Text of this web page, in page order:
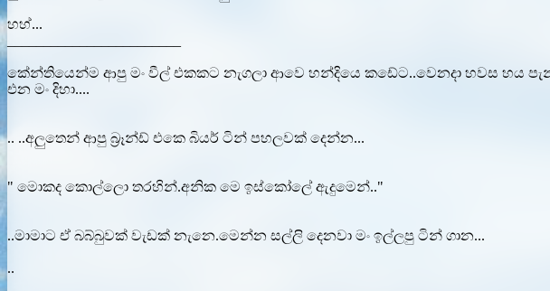
හහ්...
කේන්තියෙන්ම ආපු මං වීල් එකකට නැගලා ආවෙ හන්දියෙ කඩේට..වෙනදා හවස හය
එන මං දිහා....
.. ..අලුතෙන් ආපු බ්‍රෑන්ඩ් එකෙ බියර් ටින් පහලවක් දෙන්න...
" මොකද කොල්ලො තරහින්.අනික මෙ ඉස්කෝලේ ඇදුමෙන්.."
..මාමාට ඒ බබ්බුවක් වැඩක් නැනෙ.මෙන්න සල්ලි දෙනවා මං ඉල්ලපු ටින් ගාන...
..